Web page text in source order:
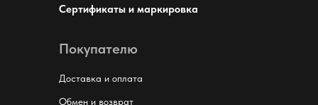
Покупателю
Доставка и оплата
Обмен и возврат
Сертификаты и маркировка